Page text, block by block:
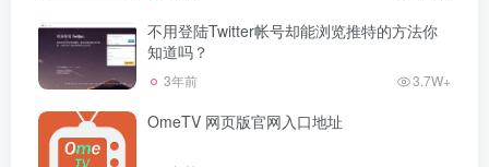
不用登陆Twitter帐号却能浏览推特的方法你
知道吗？
3年前 3.7W+
OmeTV 网页版官网入口地址